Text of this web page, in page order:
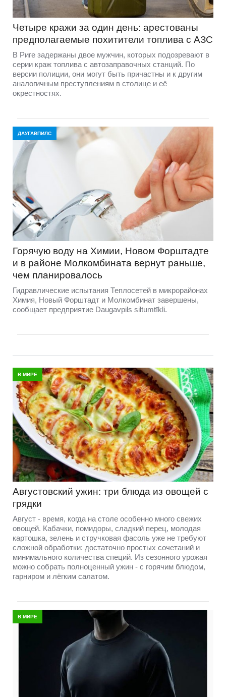
Четыре кражи за один день: арестованы
предполагаемые похитители топлива с АЗС
В Риге задержаны двое мужчин, которых подозревают в
серии краж топлива с автозаправочных станций. По
версии полиции, они могут быть причастны и к другим
аналогичным преступлениям в столице и её
окрестностях.
ДАУГАВПИЛС
Горячую воду на Химии, Новом Форштадте
и в районе Молкомбината вернут раньше,
чем планировалось
Гидравлические испытания Теплосетей в микрорайонах
Химия, Новый Форштадт и Молкомбинат завершены,
сообщает предприятие Daugavpils siltumtīkli.
В МИРЕ
Августовский ужин: три блюда из овощей с
грядки
Август - время, когда на столе особенно много свежих
овощей. Кабачки, помидоры, сладкий перец, молодая
картошка, зелень и стручковая фасоль уже не требуют
сложной обработки: достаточно простых сочетаний и
минимального количества специй. Из сезонного урожая
можно собрать полноценный ужин - с горячим блюдом,
гарниром и лёгким салатом.
В МИРЕ